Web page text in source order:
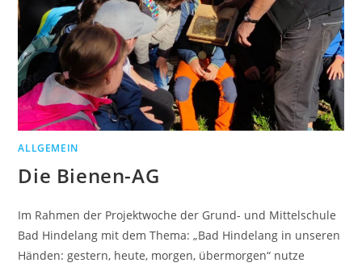
ALLGEMEIN
Die Bienen-AG
Im Rahmen der Projektwoche der Grund- und Mittelschule
Bad Hindelang mit dem Thema: „Bad Hindelang in unseren
Händen: gestern, heute, morgen, übermorgen“ nutze